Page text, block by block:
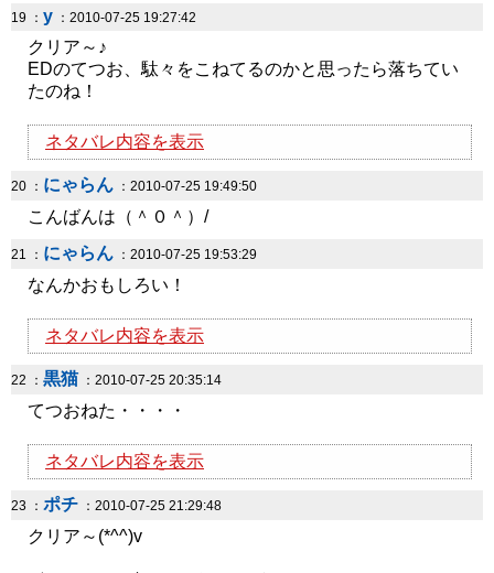
19 ： y ：2010-07-25 19:27:42
クリア～♪
EDのてつお、駄々をこねてるのかと思ったら落ちてい
たのね！
ネタバレ内容を表示
20 ： にゃらん ：2010-07-25 19:49:50
こんばんは（＾０＾）/
21 ： にゃらん ：2010-07-25 19:53:29
なんかおもしろい！
ネタバレ内容を表示
22 ： 黒猫 ：2010-07-25 20:35:14
てつおねた・・・・
ネタバレ内容を表示
23 ： ポチ ：2010-07-25 21:29:48
クリア～(*^^)v